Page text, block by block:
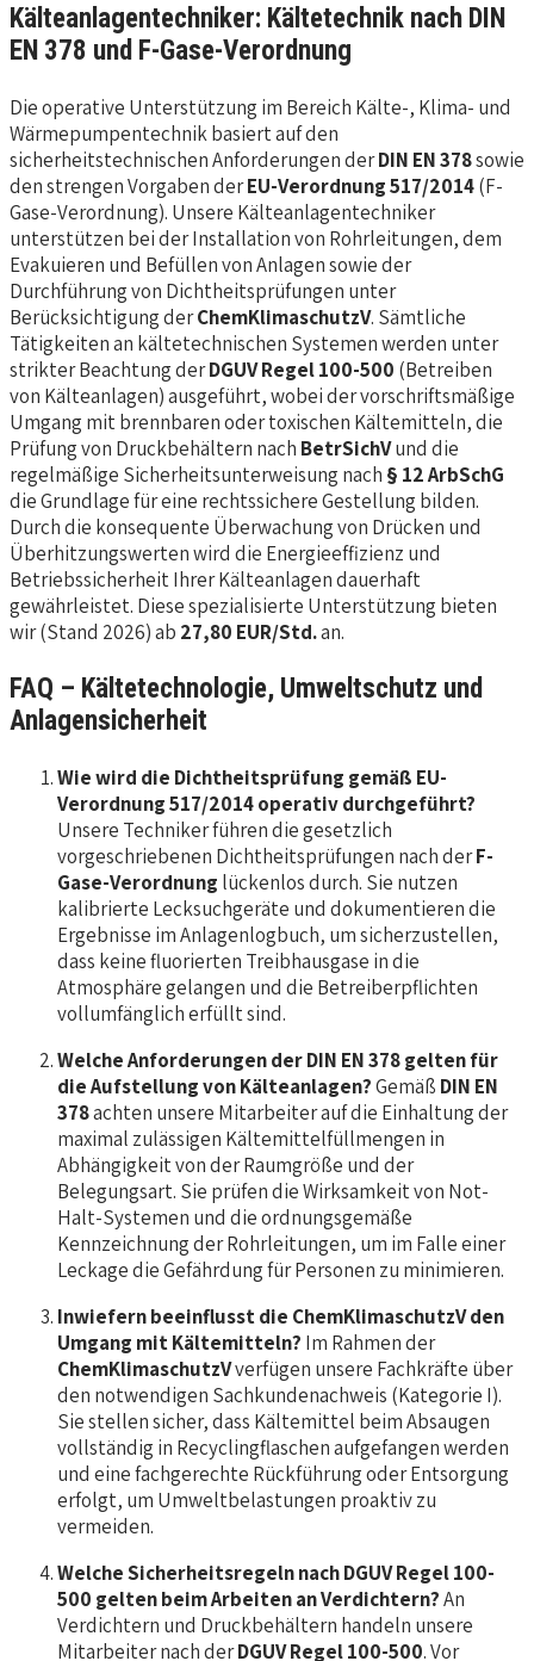
Kälteanlagentechniker: Kältetechnik nach DIN
EN 378 und F-Gase-Verordnung
Die operative Unterstützung im Bereich Kälte-, Klima- und
Wärmepumpentechnik basiert auf den
sicherheitstechnischen Anforderungen derDIN EN 378sowie
den strengen Vorgaben derEU-Verordnung 517/2014(F-
Gase-Verordnung). Unsere Kälteanlagentechniker
unterstützen bei der Installation von Rohrleitungen, dem
Evakuieren und Befüllen von Anlagen sowie der
Durchführung von Dichtheitsprüfungen unter
Berücksichtigung derChemKlimaschutzV. Sämtliche
Tätigkeiten an kältetechnischen Systemen werden unter
strikter Beachtung derDGUV Regel 100-500 (Betreiben
von Kälteanlagen) ausgeführt, wobei der vorschriftsmäßige
Umgang mit brennbaren oder toxischen Kältemitteln, die
Prüfung von Druckbehältern nach BetrSichVund die
regelmäßige Sicherheitsunterweisung nach § 12 ArbSchG
die Grundlage für eine rechtssichere Gestellung bilden.
Durch die konsequente Überwachung von Drücken und
Überhitzungswerten wird die Energieeffizienz und
Betriebssicherheit Ihrer Kälteanlagen dauerhaft
gewährleistet. Diese spezialisierte Unterstützung bieten
wir (Stand 2026) ab 27,80 EUR/Std.an.
FAQ – Kältetechnologie, Umweltschutz und
Anlagensicherheit
Wie wird die Dichtheitsprüfung gemäß EU-
Verordnung 517/2014 operativ durchgeführt?
Unsere Techniker führen die gesetzlich
vorgeschriebenen Dichtheitsprüfungen nach derF-
Gase-Verordnung lückenlos durch. Sie nutzen
kalibrierte Lecksuchgeräte und dokumentieren die
Ergebnisse im Anlagenlogbuch, um sicherzustellen,
dass keine fluorierten Treibhausgase in die
Atmosphäre gelangen und die Betreiberpflichten
vollumfänglich erfüllt sind.
Welche Anforderungen der DIN EN 378 gelten für
die Aufstellung von Kälteanlagen?Gemäß DIN EN
378achten unsere Mitarbeiter auf die Einhaltung der
maximal zulässigen Kältemittelfüllmengen in
Abhängigkeit von der Raumgröße und der
Belegungsart. Sie prüfen die Wirksamkeit von Not-
Halt-Systemen und die ordnungsgemäße
Kennzeichnung der Rohrleitungen, um im Falle einer
Leckage die Gefährdung für Personen zu minimieren.
Inwiefern beeinflusst die ChemKlimaschutzV den
Umgang mit Kältemitteln? Im Rahmen der
ChemKlimaschutzVverfügen unsere Fachkräfte über
den notwendigen Sachkundenachweis (Kategorie I).
Sie stellen sicher, dass Kältemittel beim Absaugen
vollständig in Recyclingflaschen aufgefangen werden
und eine fachgerechte Rückführung oder Entsorgung
erfolgt, um Umweltbelastungen proaktiv zu
vermeiden.
Welche Sicherheitsregeln nach DGUV Regel 100-
500 gelten beim Arbeiten an Verdichtern?An
Verdichtern und Druckbehältern handeln unsere
Mitarbeiter nach derDGUV Regel 100-500. Vor